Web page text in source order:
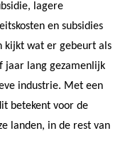
lagere
en subsidies
kijkt wat er gebeurt als
jaar lang gezamenlijk
industrie. Met een
betekent voor de
landen, in de rest van